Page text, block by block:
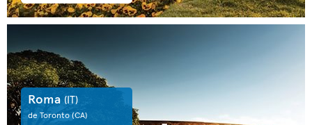
Roma (IT)
de Toronto(CA)